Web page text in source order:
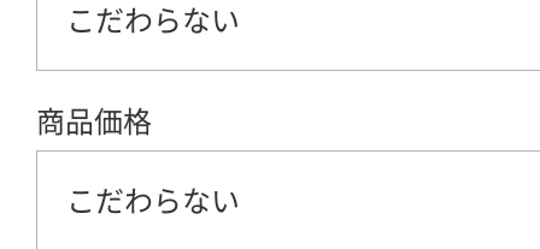
こだわらない
商品価格
こだわらない